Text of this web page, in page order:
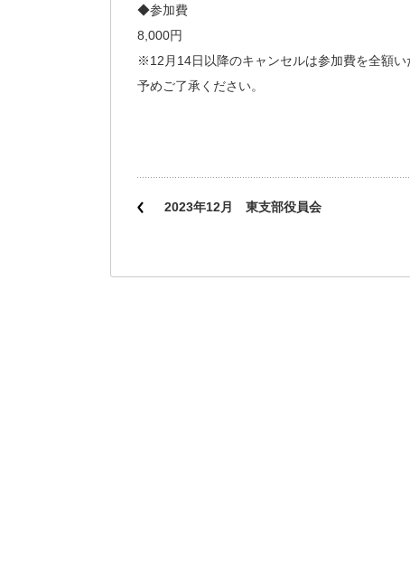
◆参加費
8,000円
※12月14日以降のキャンセルは参加費を全額い
予めご了承ください。
2023年12月 東支部役員会